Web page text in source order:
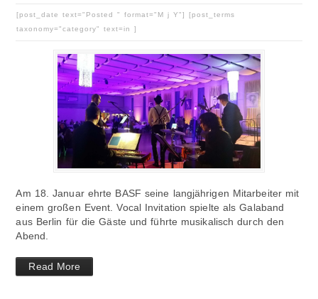
[post_date text="Posted " format="M j Y"] [post_terms
taxonomy="category" text=in ]
Am 18. Januar ehrte BASF seine langjährigen Mitarbeiter mit
einem großen Event. Vocal Invitation spielte als Galaband
aus Berlin für die Gäste und führte musikalisch durch den
Abend.
Read More